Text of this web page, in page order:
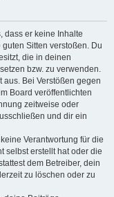
dass er keine Inhalte
Sitten verstoßen. Du
die in deinen
bzw. zu verwenden.
aus. Bei Verstößen gegen
Board veröffentlichten
zeitweise oder
und dir ein
Verantwortung für die
selbst erstellt hat oder die
dem Betreiber, dein
zu löschen oder zu